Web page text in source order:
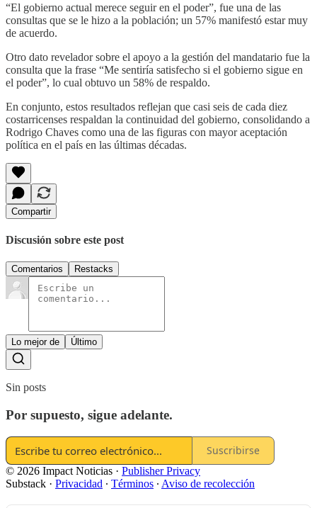
“El gobierno actual merece seguir en el poder”, fue una de las
consultas que se le hizo a la población; un 57% manifestó estar muy
de acuerdo.
Otro dato revelador sobre el apoyo a la gestión del mandatario fue la
consulta que la frase “Me sentiría satisfecho si el gobierno sigue en
el poder”, lo cual obtuvo un 58% de respaldo.
En conjunto, estos resultados reflejan que casi seis de cada diez
costarricenses respaldan la continuidad del gobierno, consolidando a
Rodrigo Chaves como una de las figuras con mayor aceptación
política en el país en las últimas décadas.
Compartir
Discusión sobre este post
Comentarios Restacks
Lo mejor de Último
Sin posts
Por supuesto, sigue adelante.
Suscribirse
© 2026 Impact Noticias · Publisher Privacy
Substack · Privacidad ∙ Términos ∙ Aviso de recolección